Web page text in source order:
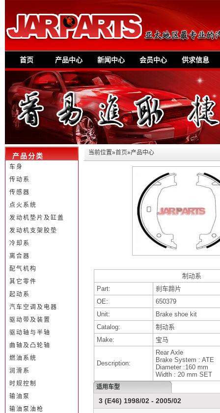
首页 产品中心 新闻中心 会员中心 供求信息
当前位置»首页»产品中心
制动系
Part:
刹车蹄片
OE:
650379
Unit:
Brake shoe kit
Catalog:
制动系
Make:
宝马
Description:
Rear Axle
Brake System : ATE
Diameter :160 mm
Width : 20 mm SET
适用车型
3 (E46) 1998/02 - 2005/02
产品分类
车身
传动系
传感器
点火系统
发动机垫片及缸盖
发动机支架胶垫
冷却系
离合器
配气机构
其它零件
起动系
汽车空调及电器
驱动带及装置
驱动轴与半轴
曲轴及凸轮轴
燃油系统
润滑系
时规控制
输油泵
输油泵油枪